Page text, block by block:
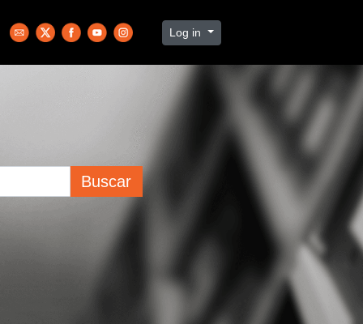
Log in
Buscar